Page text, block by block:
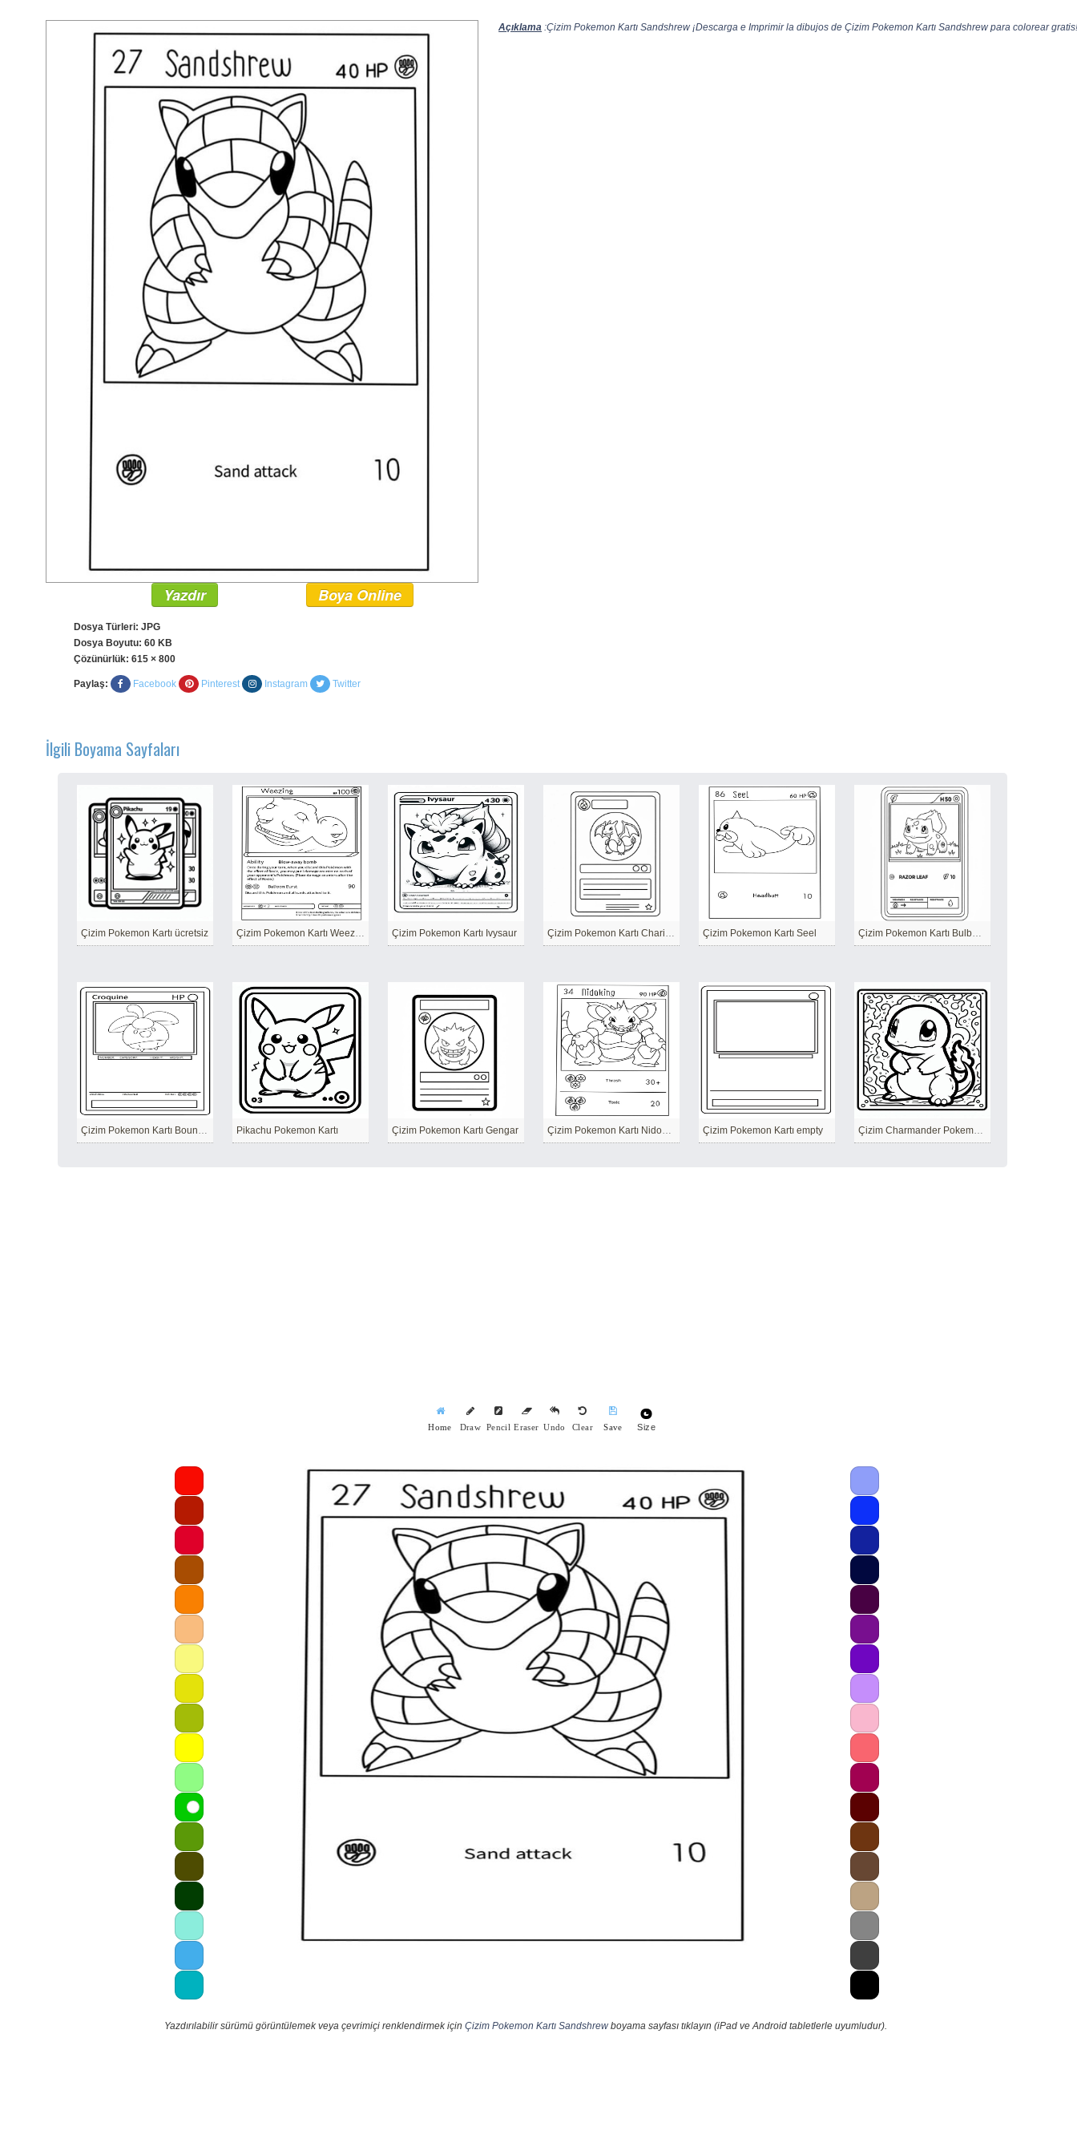
Açıklama :Çizim Pokemon Kartı Sandshrew ¡Descarga e Imprimir la dibujos de Çizim Pokemon Kartı Sandshrew para colorear
Yazdır Boya Online
Dosya Türleri: JPG
Dosya Boyutu: 60 KB
Çözünürlük: 615 × 800
Paylaş: Facebook Pinterest Instagram Twitter
İlgili Boyama Sayfaları
Çizim Pokemon Kartı ücretsiz Çizim Pokemon Kartı Weezing Çizim Pokemon Kartı Ivysaur Çizim Pokemon Kartı Charizard Çizim Pokemon Kartı Seel Çizim Pokemon Kartı Bulbasaur
Çizim Pokemon Kartı Bounswee Pikachu Pokemon Kartı Çizim Pokemon Kartı Gengar Çizim Pokemon Kartı Nidoking Çizim Pokemon Kartı empty Çizim Charmander Pokemon Kartı
Home Draw Pencil Eraser Undo Clear Save Size
Yazdırılabilir sürümü görüntülemek veya çevrimiçi renklendirmek için Çizim Pokemon Kartı Sandshrewboyama sayfası tıklayın (iPad ve Android tabletlerle uyumludur).